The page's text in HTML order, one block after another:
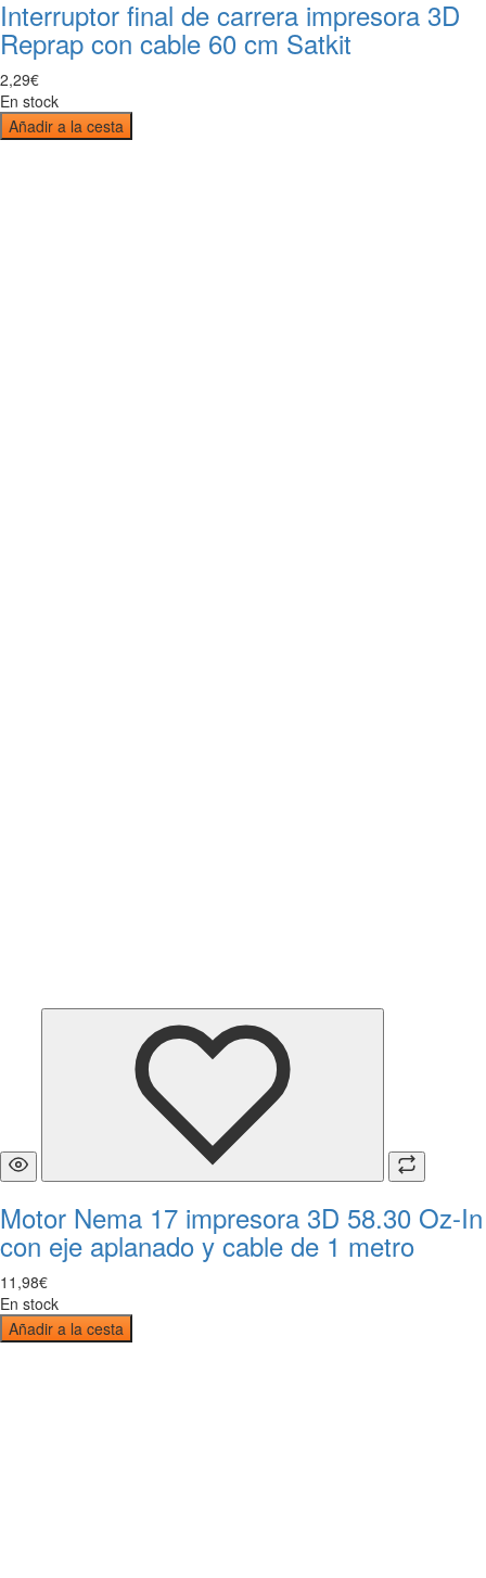
Interruptor final de carrera impresora 3D
Reprap con cable 60 cm Satkit
2,29€
En stock
Añadir a la cesta
Motor Nema 17 impresora 3D 58.30 Oz-In
con eje aplanado y cable de 1 metro
11 ,98€
En stock
Añadir a la cesta